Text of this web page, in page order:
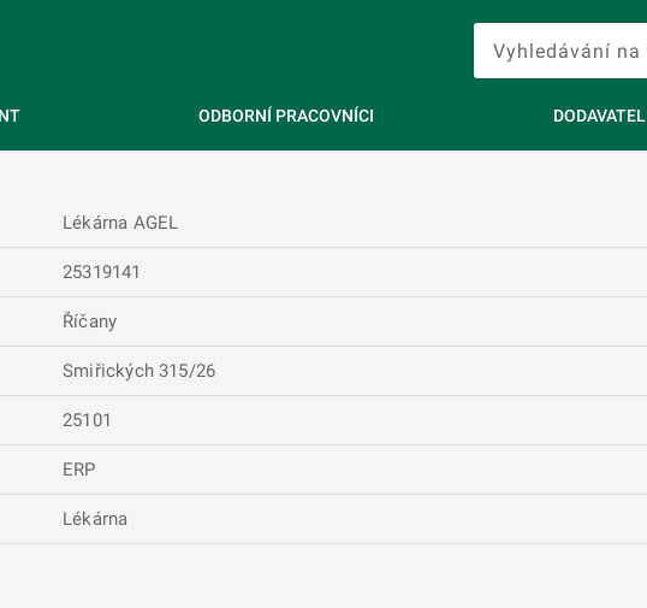
ODBORNÍ PRACOVNÍCI DODAVATEL
Lékárna AGEL
25319141
Říčany
Smiřických 315/26
25101
ERP
Lékárna